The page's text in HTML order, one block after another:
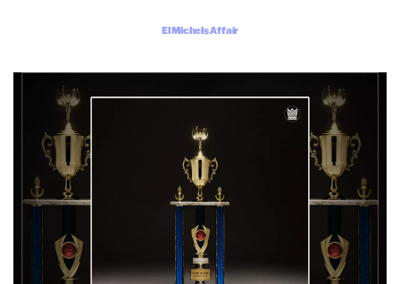
El Michels Affair